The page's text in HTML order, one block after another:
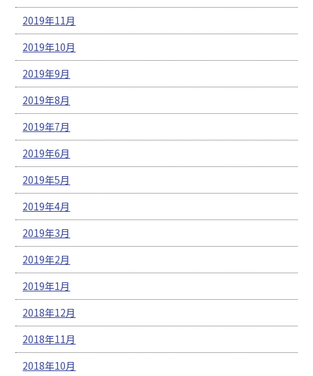
2019年11月
2019年10月
2019年9月
2019年8月
2019年7月
2019年6月
2019年5月
2019年4月
2019年3月
2019年2月
2019年1月
2018年12月
2018年11月
2018年10月